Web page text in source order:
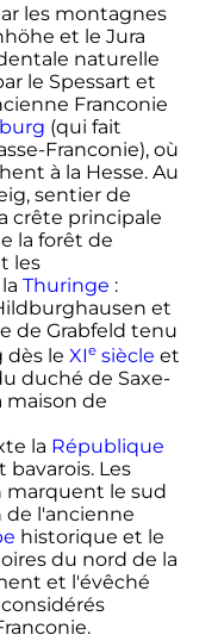
les montagnes
et le Jura
naturelle
le Spessart et
Franconie
(qui fait
Franconie), où
à la Hesse. Au
sentier de
crête principale
la forêt de
les
Thuringe :
et
de Grabfeld tenu
dès le XIesiècle et
duché de Saxe-
maison de
la République
Les
marquent le sud
de l'ancienne
historique et le
du nord de la
et l'évêché